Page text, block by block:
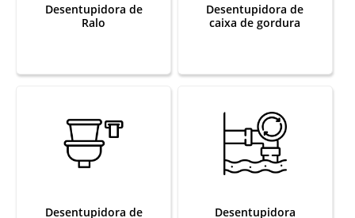
Desentupidora de
Ralo
Desentupidora de
caixa de gordura
Desentupidora de
Desentupidora